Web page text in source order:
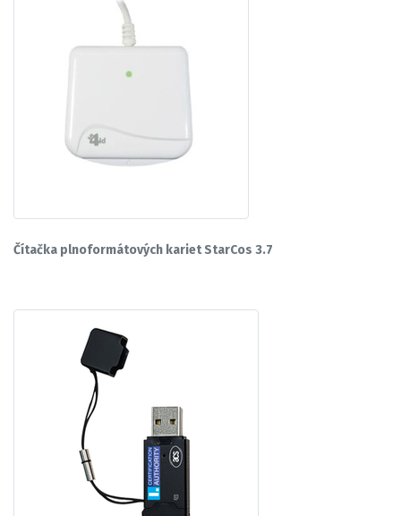
Čítačka plnoformátových kariet StarCos 3.7